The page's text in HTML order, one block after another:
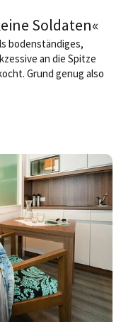
Soldaten«
bodenständiges,
an die Spitze
Grund genug also
Jubiläum.